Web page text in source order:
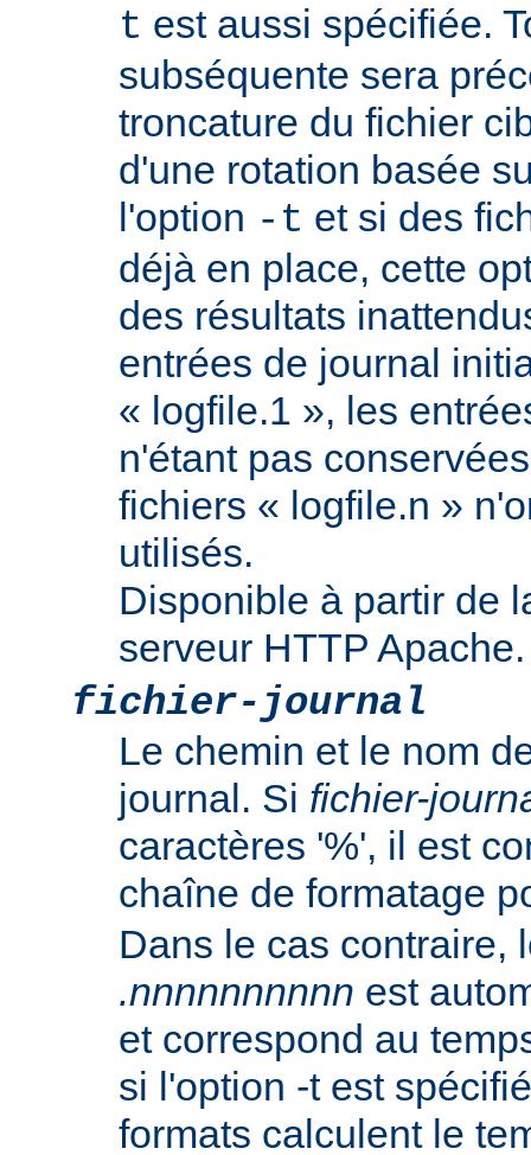
t est aussi spécifiée.
subséquente sera
troncature du fichier
d'une rotation basée
l'option -t et si des
déjà en place, cette
des résultats
entrées de journal
« logfile.1 », les
n'étant pas
fichiers « logfile.n »
utilisés.
Disponible à partir de
serveur HTTP Apache.
fichier-journal
Le chemin et le nom
journal. Si fichier-
caractères '%', il est
chaîne de formatage
Dans le cas contraire,
.nnnnnnnnnn est
et correspond au
si l'option -t est
formats calculent le